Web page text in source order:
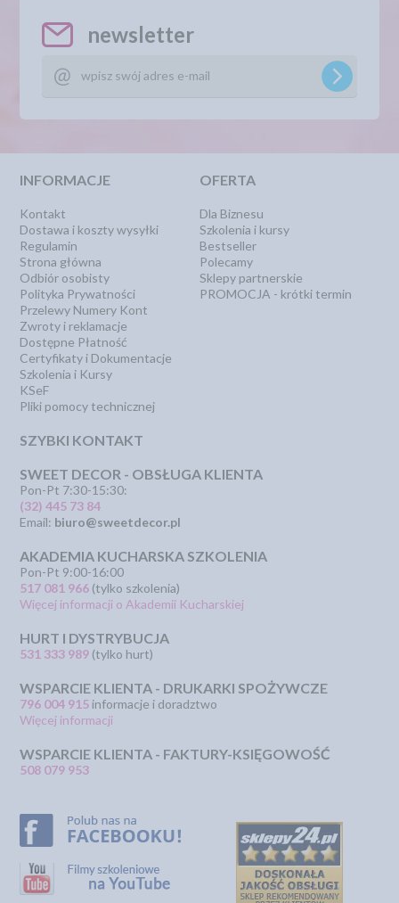
newsletter
INFORMACJE
Kontakt
Dostawa i koszty wysyłki
Regulamin
Strona główna
Odbiór osobisty
Polityka Prywatności
Przelewy Numery Kont
Zwroty i reklamacje
Dostępne Płatność
Certyfikaty i Dokumentacje
Szkolenia i Kursy
KSeF
Pliki pomocy technicznej
OFERTA
Dla Biznesu
Szkolenia i kursy
Bestseller
Polecamy
Sklepy partnerskie
PROMOCJA - krótki termin
SZYBKI KONTAKT
SWEET DECOR - OBSŁUGA KLIENTA
Pon-Pt 7:30-15:30:
(32) 445 73 84
Email: biuro@sweetdecor.pl
AKADEMIA KUCHARSKA SZKOLENIA
Pon-Pt 9:00-16:00
517 081 966 (tylko szkolenia)
Więcej informacji o Akademii Kucharskiej
HURT I DYSTRYBUCJA
531 333 989 (tylko hurt)
WSPARCIE KLIENTA - DRUKARKI SPOŻYWCZE
796 004 915 informacje i doradztwo
Więcej informacji
WSPARCIE KLIENTA - FAKTURY-KSIĘGOWOŚĆ
508 079 953